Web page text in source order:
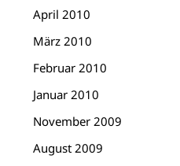
April 2010
März 2010
Februar 2010
Januar 2010
November 2009
August 2009